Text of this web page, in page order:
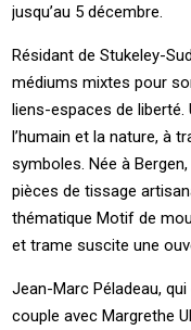
jusqu’au 5 décembre.
Résidant de Stukeley-
médiums mixtes pour
liens-espaces de liberté.
l’humain et la nature, à
symboles. Née à
pièces de tissage
thématique Motif de
et trame suscite une
Jean-Marc Péladeau,
couple avec Margrethe